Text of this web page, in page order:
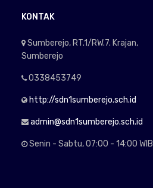
KONTAK
Sumberejo, RT.1/RW.7. Krajan,
Sumberejo
0338453749
http://sdn1sumberejo.sch.id
admin@sdn1sumberejo.sch.id
Senin - Sabtu, 07:00 - 14:00 WIB